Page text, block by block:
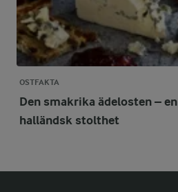
OSTFAKTA
Den smakrika ädelosten – en
halländsk stolthet